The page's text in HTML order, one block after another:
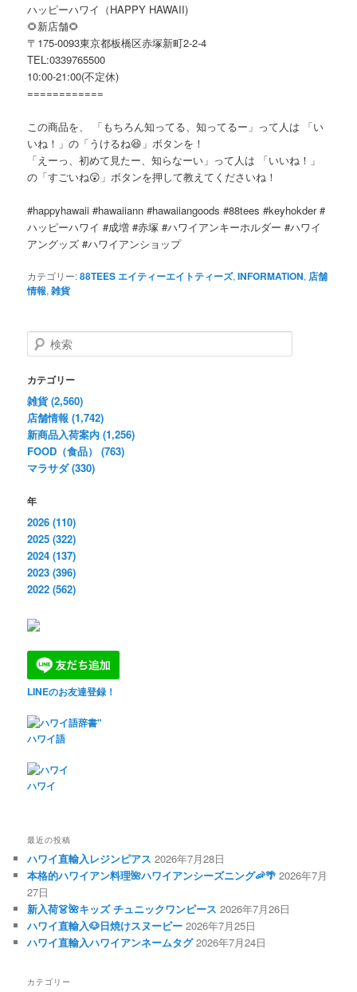
ハッピーハワイ（HAPPY HAWAII)
🌻新店舗🌻
〒175-0093東京都板橋区赤塚新町2-2-4
TEL:0339765500
10:00-21:00(不定休)
============
この商品を、 「もちろん知ってる、知ってるー」って人は 「い
いね！」の「うけるね😆」ボタンを！
「えーっ、初めて見たー、知らなーい」って人は 「いいね！」
の「すごいね😲」ボタンを押して教えてくださいね！
#happyhawaii #hawaiiann #hawaiiangoods #88tees #keyhokder #
ハッピーハワイ #成増 #赤塚 #ハワイアンキーホルダー #ハワイ
アングッズ #ハワイアンショップ
カテゴリー:88TEES エイティーエイトティーズ,INFORMATION, 店舗
情報,雑貨
検
索
カテゴリー
雑貨 (2,560)
店舗情報 (1,742)
新商品入荷案内 (1,256)
FOOD（食品） (763)
マラサダ (330)
年
2026 (110)
2025 (322)
2024 (137)
2023 (396)
2022 (562)
LINEのお友達登録！
ハワイ語
ハワイ
最近の投稿
ハワイ直輸入レジンピアス 2026年7月28日
本格的ハワイアン料理🌺ハワイアンシーズニング🦐🌴 2026年7月
27日
新入荷👗🌺キッズ チュニックワンピース 2026年7月26日
ハワイ直輸入🐶日焼けスヌーピー 2026年7月25日
ハワイ直輸入ハワイアンネームタグ 2026年7月24日
カテゴリー